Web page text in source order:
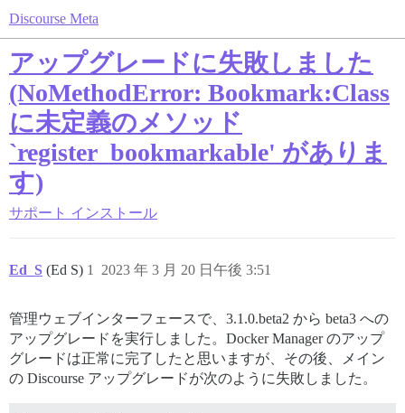
Discourse Meta
アップグレードに失敗しました
(NoMethodError: Bookmark:Class
に未定義のメソッド
`register_bookmarkable' がありま
す)
サポート インストール
Ed_S (Ed S) 2023 年 3 月 20 日午後 3:51
1
管理ウェブインターフェースで、3.1.0.beta2 から beta3 への
アップグレードを実行しました。Docker Manager のアップ
グレードは正常に完了したと思いますが、その後、メイン
の Discourse アップグレードが次のように失敗しました。